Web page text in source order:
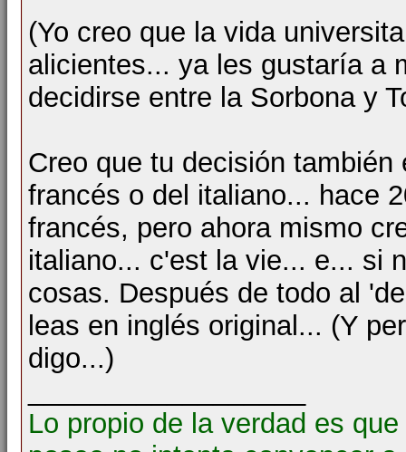
(Yo creo que la vida
alicientes... ya les gustaría a
decidirse entre la Sorbona y
Creo que tu decisión
francés o del italiano... hace
francés, pero ahora mismo
italiano... c'est la vie... e... si
cosas. Después de todo al
leas en inglés original... (Y
digo...)
Lo propio de la verdad es